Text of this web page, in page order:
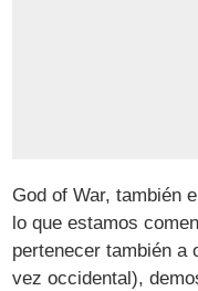
God of War, también
lo que estamos
pertenecer también a
vez occidental),